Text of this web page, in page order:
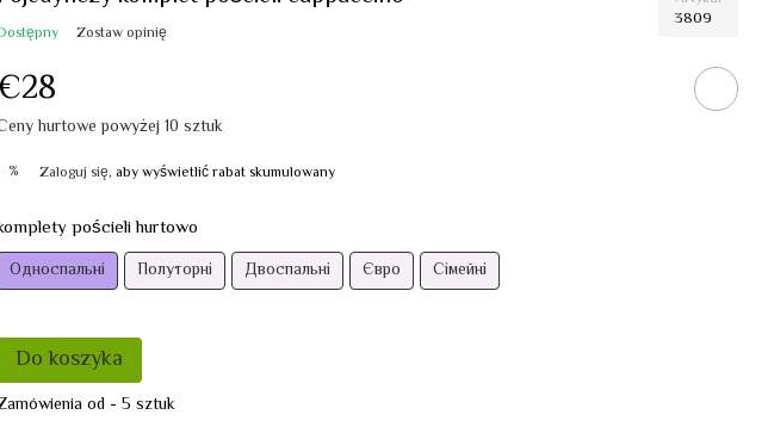
3809
Zostaw opinię
hurtowe powyżej 10 sztuk
% Zaloguj się, aby wyświetlić rabat skumulowany
pościeli hurtowo
Односпальні Полуторні Двоспальні Євро Сімейні
Do koszyka
od - 5 sztuk